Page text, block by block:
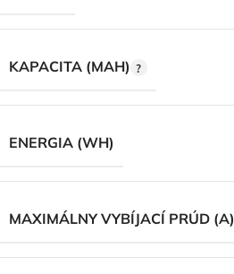
KAPACITA (MAH)
ENERGIA (WH)
MAXIMÁLNY VYBÍJACÍ PRÚD (A)